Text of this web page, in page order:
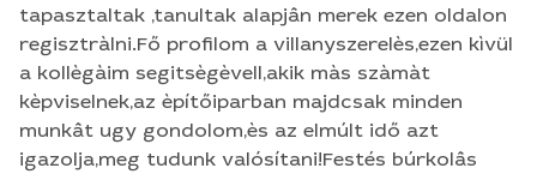
igazolja,meg tudunk valósítani!Festés búrkolâs
kömüves munkât!Vâfjunk új megrendelöinket!
tapasztaltak ,tanultak alapjân merek ezen oldalon
regisztràlni.Fő profilom a villanyszerelès,ezen kìvül
a kollègàim segitsègèvell,akik màs szàmàt
kèpviselnek,az èpítőiparban majdcsak minden
munkât ugy gondolom,ès az elmúlt idő azt
igazolja,meg tudunk valósítani!Festés búrkolâs